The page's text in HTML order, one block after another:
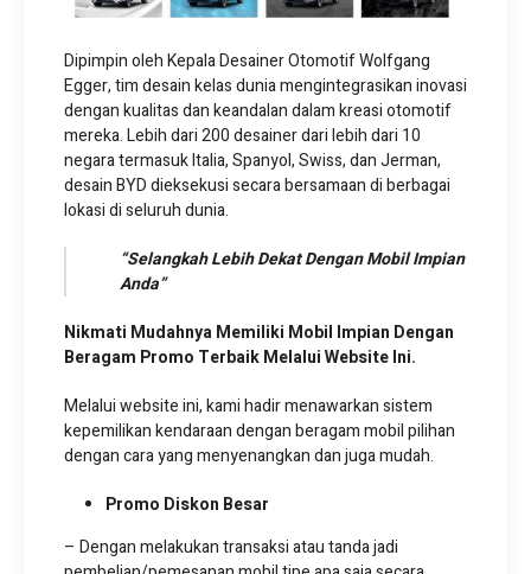
Dipimpin oleh Kepala Desainer Otomotif Wolfgang
Egger, tim desain kelas dunia mengintegrasikan inovasi
dengan kualitas dan keandalan dalam kreasi otomotif
mereka. Lebih dari 200 desainer dari lebih dari 10
negara termasuk Italia, Spanyol, Swiss, dan Jerman,
desain BYD dieksekusi secara bersamaan di berbagai
lokasi di seluruh dunia.
“Selangkah Lebih Dekat Dengan Mobil Impian
Anda”
Nikmati Mudahnya Memiliki Mobil Impian Dengan
Beragam Promo Terbaik Melalui Website Ini.
Melalui website ini, kami hadir menawarkan sistem
kepemilikan kendaraan dengan beragam mobil pilihan
dengan cara yang menyenangkan dan juga mudah.
Promo Diskon Besar
– Dengan melakukan transaksi atau tanda jadi